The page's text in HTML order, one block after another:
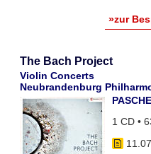
»zur
The Bach Project
Violin Concerts
Neubrandenburg
1 CD •